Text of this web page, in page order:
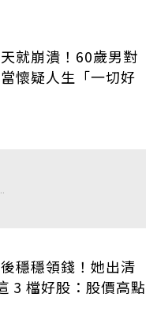
就崩潰！60歲男對
懷疑人生「一切好
穩穩領錢！她出清
3 檔好股：股價高點